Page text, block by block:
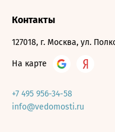
Контакты
127018, г. Москва, ул.
На карте
+7 495 956-34-58
info@vedomosti.ru